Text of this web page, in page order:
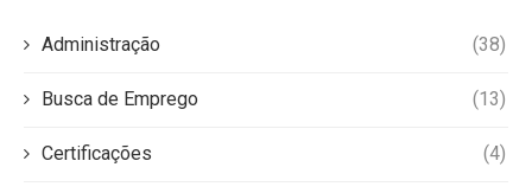
Administração (38)
Busca de Emprego (13)
Certificações (4)